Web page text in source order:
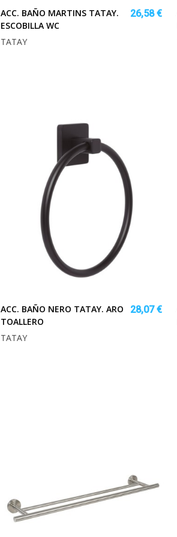
ACC. BAÑO MARTINS TATAY.
ESCOBILLA WC
26,58 €
TATAY
ACC. BAÑO NERO TATAY. ARO
TOALLERO
28,07 €
TATAY